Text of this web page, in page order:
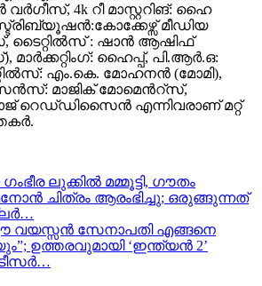
വർഗീസ്, 4k റീ മാസ്റ്ററിങ്: ഹൈ
മീഡിയ
ടൈറ്റിൽസ് : ഷാൻ ആഷിഫ്
ഹൈപ്പ്, പി.ആർ.ഒ:
എം.കെ. മോഹനൻ (മോമി),
മാജിക് മോമെൻറ്സ്,
റെഡ്‌ഡിസൈൻ എന്നിവരാണ് മറ്റ്
ഗംഭീര ലുക്കിൽ മമ്മൂട്ടി, ഗൗതം
ചിത്രം ആരംഭിച്ചു; ഒരുങ്ങുന്നത്
വയസ്സൻ സേനാപതി എങ്ങനെ
ഉത്തരവുമായി ‘ഇന്ത്യൻ 2’